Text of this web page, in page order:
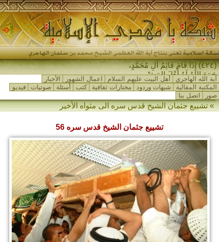
(٤٢٤) إِذَا قَامَ قَائِمُ آلِ مُحَمَّدٍ،
جَمَعَ اللهُ لَهُ أَهْلَ المَشْرِقِ-
آية الله الهاجري أهل البيت عليهم السلام اعمال الشهور
الأخبار
المكتبة المقالية
شبهات وردود مختارات ثقافية كتب أسئلة صوتيات
فيديو
صور
اتصل بنا
»تشييع جثمان الشيخ قدس سره الى مثواه الأخير
تشييع جثمان الشيخ قدس سره 56